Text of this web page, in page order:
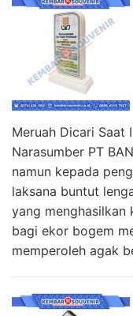
Meruah Dicari Saat
Narasumber PT
namun kepada
laksana buntut
yang menghasilkan
bagi ekor bogem
memperoleh agak